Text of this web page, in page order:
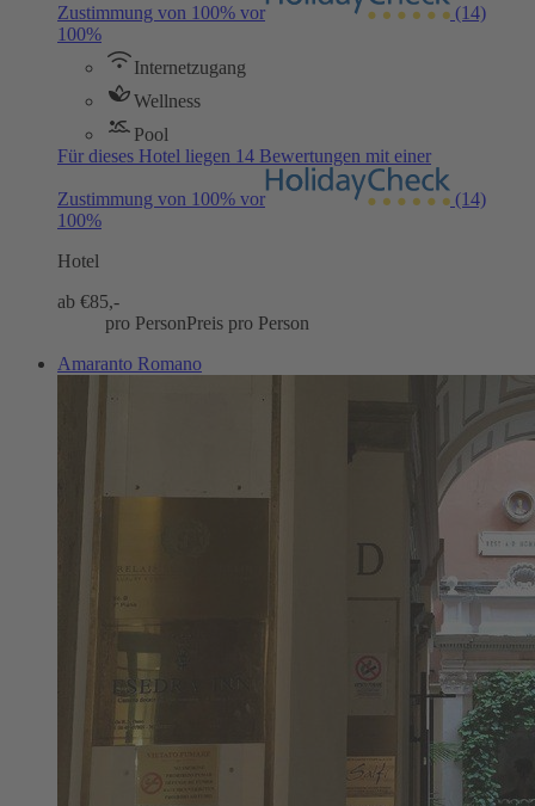
Zustimmung von 100% vor
(14)
100%
Internetzugang
Wellness
Pool
Für dieses Hotel liegen 14 Bewertungen mit einer
Zustimmung von 100% vor
(14)
100%
Hotel
ab €85,-
pro PersonPreis pro Person
Amaranto Romano